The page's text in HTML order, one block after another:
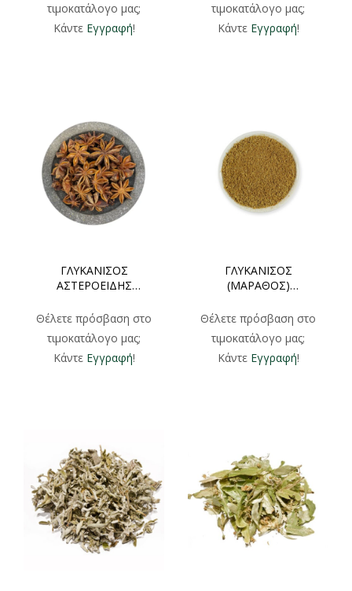
τιμοκατάλογο μας;
Κάντε Εγγραφή!
τιμοκατάλογο μας;
Κάντε Εγγραφή!
ΓΛΥΚΑΝΙΣΟΣ
ΑΣΤΕΡΟΕΙΔΗΣ
500gr
Θέλετε πρόσβαση στο
τιμοκατάλογο μας;
Κάντε Εγγραφή!
ΓΛΥΚΑΝΙΣΟΣ
(ΜΑΡΑΘΟΣ)
Θέλετε πρόσβαση στο
τιμοκατάλογο μας;
Κάντε Εγγραφή!